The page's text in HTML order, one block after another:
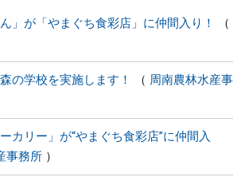
」が「やまぐち食彩店」に仲間入り！
の学校を実施します！
周南農林水産事
カリー」が“やまぐち食彩店”に仲間入
事務所